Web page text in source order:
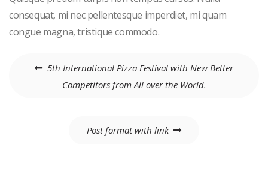
consequat, mi nec pellentesque imperdiet, mi quam
congue magna, tristique commodo.
Navigation5th International Pizza Festival with New Better
Competitors from All over the World.
Post format with link